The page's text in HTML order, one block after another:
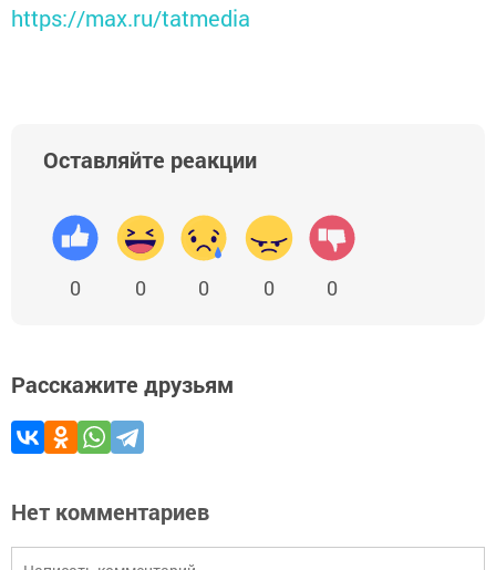
https://max.ru/tatmedia
Оставляйте реакции
0 0 0 0 0
Расскажите друзьям
Нет комментариев